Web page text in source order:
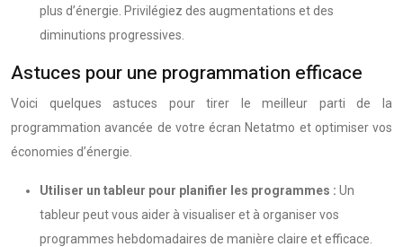
plus d’énergie. Privilégiez des augmentations et des
diminutions progressives.
Astuces pour une programmation efficace
Voici quelques astuces pour tirer le meilleur parti de la
programmation avancée de votre écran Netatmo et optimiser vos
économies d’énergie.
Utiliser un tableur pour planifier les programmes : Un
tableur peut vous aider à visualiser et à organiser vos
programmes hebdomadaires de manière claire et efficace.